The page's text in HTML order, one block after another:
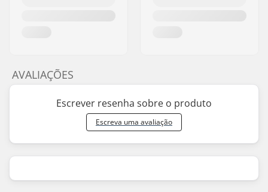
AVALIAÇÕES
Escrever resenha sobre o produto
Escreva uma avaliação